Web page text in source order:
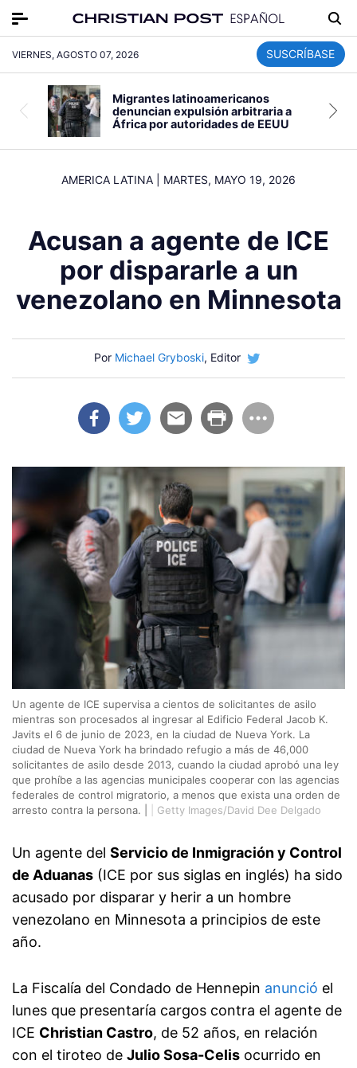
VIERNES, AGOSTO 07, 2026 SUSCRÍBASE
Migrantes latinoamericanos
denuncian expulsión arbitraria a
África por autoridades de EEUU
AMERICA LATINA MARTES, MAYO 19, 2026
Acusan a agente de ICE
por dispararle a un
venezolano en Minnesota
Por Michael Gryboski, Editor
Un agente de ICE supervisa a cientos de solicitantes de asilo
mientras son procesados al ingresar al Edificio Federal Jacob K.
Javits el 6 de junio de 2023, en la ciudad de Nueva York. La
ciudad de Nueva York ha brindado refugio a más de 46,000
solicitantes de asilo desde 2013, cuando la ciudad aprobó una ley
que prohíbe a las agencias municipales cooperar con las agencias
federales de control migratorio, a menos que exista una orden de
arresto contra la persona. |
Getty Images/David Dee Delgado
Un agente del Servicio de Inmigración y Control
de Aduanas (ICE por sus siglas en inglés) ha sido
acusado por disparar y herir a un hombre
venezolano en Minnesota a principios de este
año.
La Fiscalía del Condado de Hennepin anunció el
lunes que presentaría cargos contra el agente de
ICE Christian Castro, de 52 años, en relación
con el tiroteo de Julio Sosa-Celis ocurrido en